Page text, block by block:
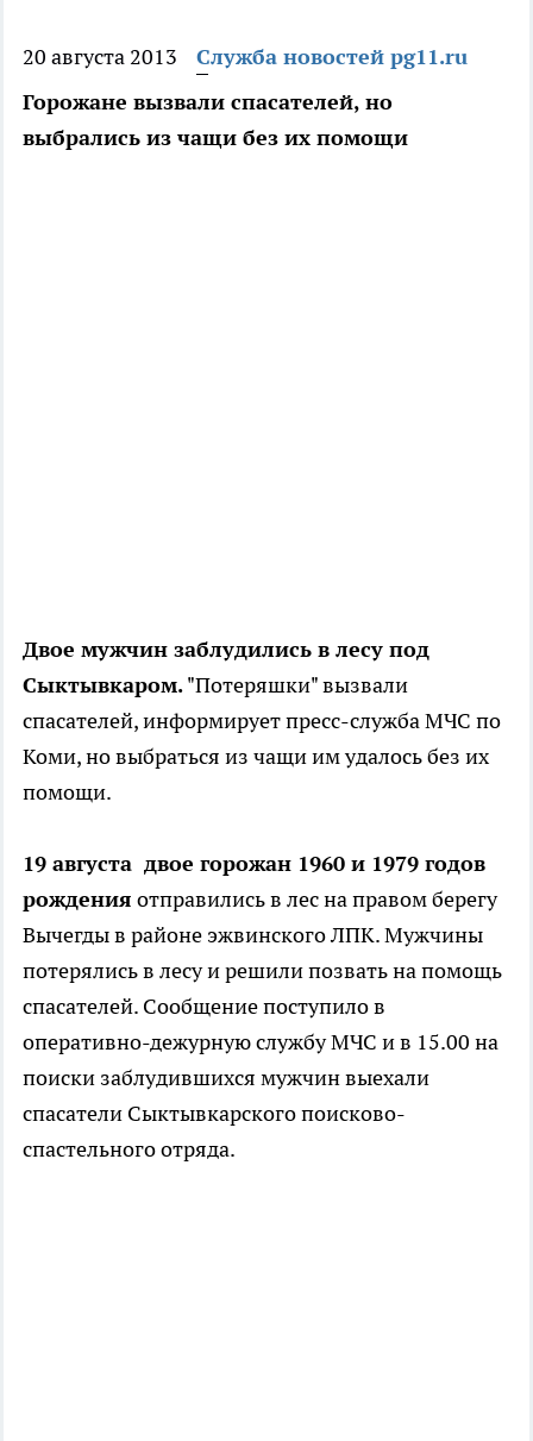
20 августа 2013
Служба новостей pg11.ru
Горожане вызвали спасателей, но
выбрались из чащи без их помощи
Двое мужчин заблудились в лесу под
Сыктывкаром."Потеряшки" вызвали
спасателей, информирует пресс-служба МЧС по
Коми, но выбраться из чащи им удалось без их
помощи.
19 августа двое горожан 1960 и 1979 годов
рождения отправились в лес на правом берегу
Вычегды в районе эжвинского ЛПК. Мужчины
потерялись в лесу и решили позвать на помощь
спасателей. Сообщение поступило в
оперативно-дежурную службу МЧС и в 15.00 на
поиски заблудившихся мужчин выехали
спасатели Сыктывкарского поисково-
спастельного отряда.